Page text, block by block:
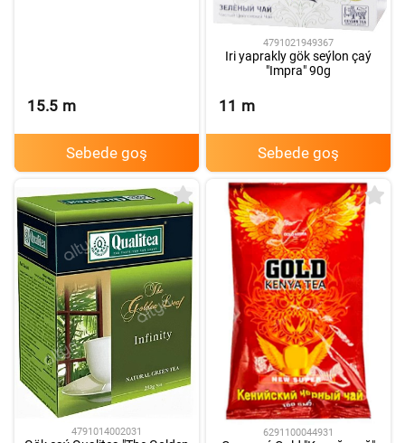
15.5 m
Sebede goş
4791021949367
Iri yaprakly gök seýlon çaý
"Impra" 90g
11 m
Sebede goş
4791014002031 6291100044931